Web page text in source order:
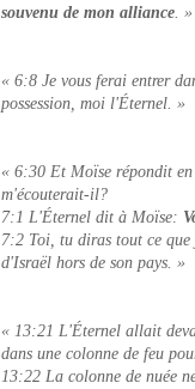
souvenu de mon alliance. »
« 6:8 Je vous ferai entrer
possession, moi l'Éternel. »
« 6:30 Et Moïse répondit
m'écouterait-il?
7:1 L'Éternel dit à Moïse:
7:2 Toi, tu diras tout ce
d'Israël hors de son pays. »
« 13:21 L'Éternel allait
dans une colonne de feu
13:22 La colonne de nuée